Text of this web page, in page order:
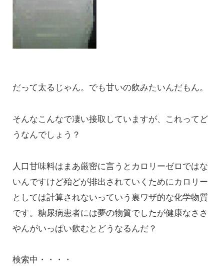
だって太るじゃん。でも甘いの飲みたいんだもん。
そんなこんなで凄い接取していますが、これってど
うなんでしょう？
人口甘味料はまあ厳密に言うとカロリーゼロではな
いんですけど殆どが排出されていくためにカロリー
としては計算されないっていう裏ワザ的な化学物質
です。糖尿病患者には夢の物質でしたが健康なささ
やんがいっぱい飲むとどうなるんだ？
検索中・・・・